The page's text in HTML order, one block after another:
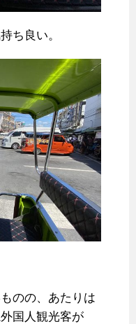
ち良い。
のの、あたりは
国人観光客が